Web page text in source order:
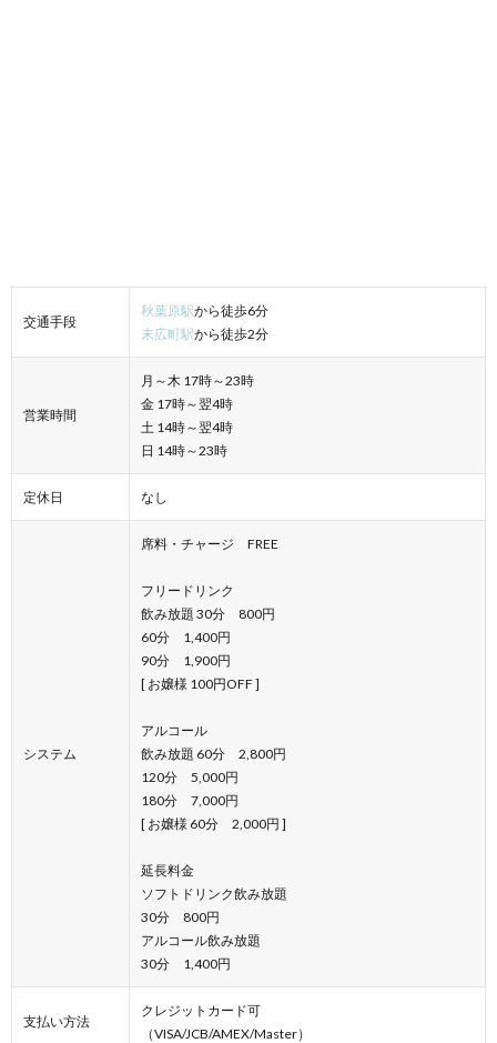
交通手段
秋葉原駅から徒歩6分
末広町駅から徒歩2分
営業時間
月～木 17時～23時
金 17時～翌4時
土 14時～翌4時
日 14時～23時
定休日 なし
システム
席料・チャージ FREE
フリードリンク
飲み放題 30分 800円
60分 1,400円
90分 1,900円
[ お嬢様 100円OFF ]
アルコール
飲み放題 60分 2,800円
120分 5,000円
180分 7,000円
[ お嬢様 60分 2,000円 ]
延長料金
ソフトドリンク飲み放題
30分 800円
アルコール飲み放題
30分 1,400円
支払い方法
クレジットカード可
（VISA/JCB/AMEX/Master）